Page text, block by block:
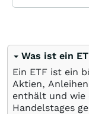
Was ist ein
Ein ETF ist ein
Aktien,
enthält und wie
Handelstages